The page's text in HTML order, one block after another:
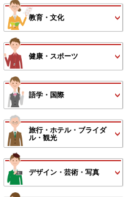
教育・文化
健康・スポーツ
語学・国際
旅行・ホテル・ブライダ
ル・観光
デザイン・芸術・写真